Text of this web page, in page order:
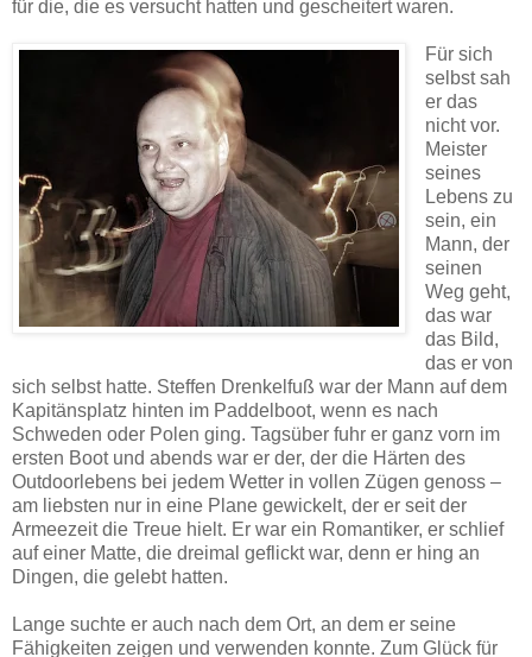
für die, die es versucht hatten und gescheitert waren.
Für sich
selbst sah
er das
nicht vor.
Meister
seines
Lebens zu
sein, ein
Mann, der
seinen
Weg geht,
das war
das Bild,
das er von
sich selbst hatte. Steffen Drenkelfuß war der Mann auf dem
Kapitänsplatz hinten im Paddelboot, wenn es nach
Schweden oder Polen ging. Tagsüber fuhr er ganz vorn im
ersten Boot und abends war er der, der die Härten des
Outdoorlebens bei jedem Wetter in vollen Zügen genoss –
am liebsten nur in eine Plane gewickelt, der er seit der
Armeezeit die Treue hielt. Er war ein Romantiker, er schlief
auf einer Matte, die dreimal geflickt war, denn er hing an
Dingen, die gelebt hatten.
Lange suchte er auch nach dem Ort, an dem er seine
Fähigkeiten zeigen und verwenden konnte. Zum Glück für